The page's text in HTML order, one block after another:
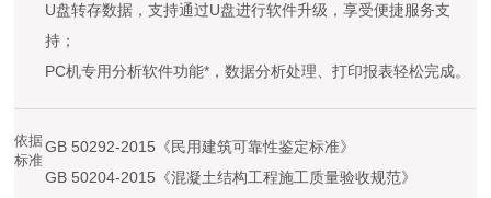
U盘转存数据，支持通过U盘进行软件升级，享受便捷服务支
持；
PC机专用分析软件功能*，数据分析处理、打印报表轻松完成。
依据
标准
GB 50292-2015《民用建筑可靠性鉴定标准》
GB 50204-2015《混凝土结构工程施工质量验收规范》